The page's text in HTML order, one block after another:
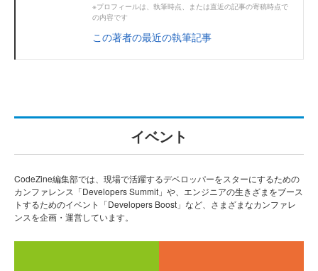
※プロフィールは、執筆時点、または直近の記事の寄稿時点で
の内容です
この著者の最近の執筆記事
イベント
CodeZine編集部では、現場で活躍するデベロッパーをスターにするための
カンファレンス「Developers Summit」や、エンジニアの生きざまをブース
トするためのイベント「Developers Boost」など、さまざまなカンファレ
ンスを企画・運営しています。